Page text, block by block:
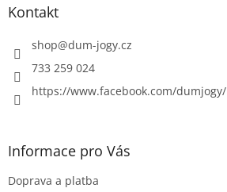
Kontakt
shop@dum-jogy.cz
733 259 024
https://www.facebook.com/dumjogy/
Informace pro Vás
Doprava a platba